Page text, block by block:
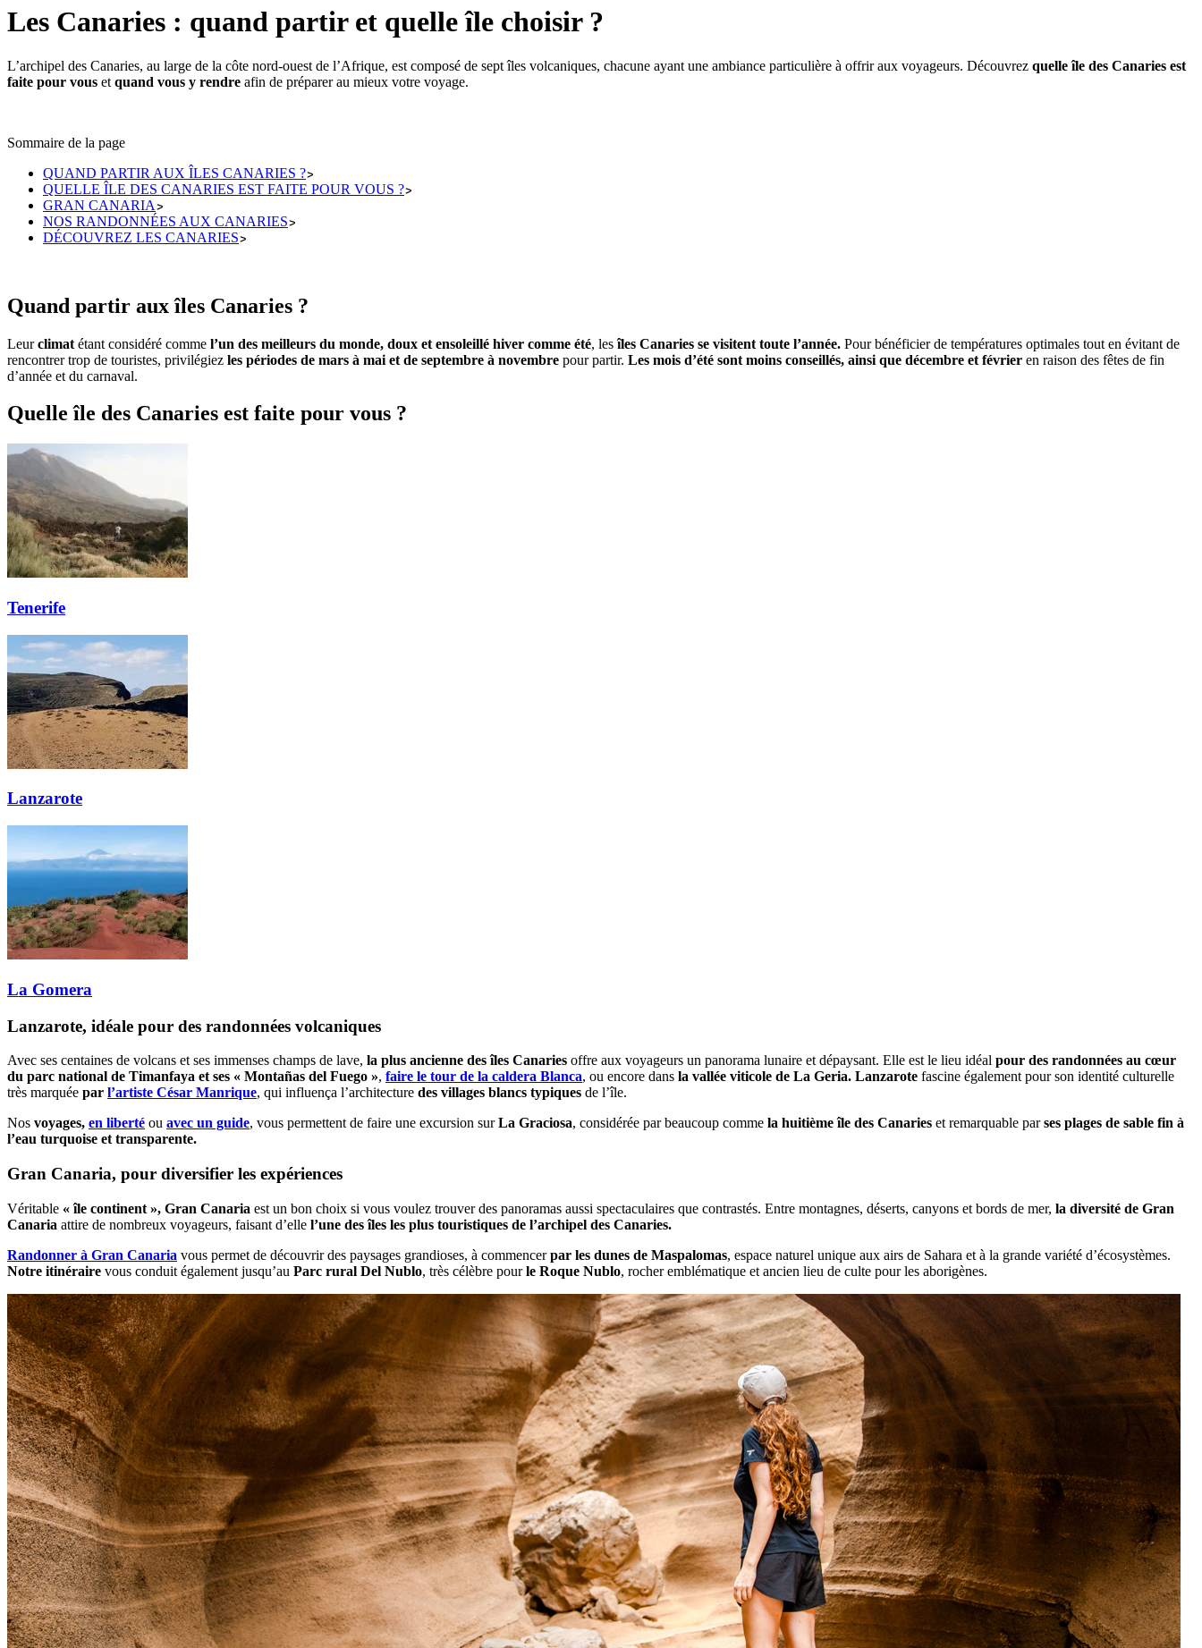
Les Canaries : quand partir et quelle île choisir ?
L’archipel des Canaries, au large de la côte nord-ouest de l’Afrique, est composé de sept îles volcaniques, chacune ayant une ambiance particulière à offrir aux voyageurs. Découvrez quelle île des Canaries est
faite pour vous et quand vous y rendre afin de préparer au mieux votre voyage.
Sommaire de la page
QUAND PARTIR AUX ÎLES CANARIES ?
QUELLE ÎLE DES CANARIES EST FAITE POUR VOUS ?
GRAN CANARIA
NOS RANDONNÉES AUX CANARIES
DÉCOUVREZ LES CANARIES
Quand partir aux îles Canaries ?
Leurclimat étant considéré comme l’un des meilleurs du monde, doux et ensoleillé hiver comme été, lesîles Canaries se visitent toute l’année. Pour bénéficier de températures optimales tout en évitant de
rencontrer trop de touristes, privilégiez les périodes de mars à mai et de septembre à novembre pour partir. Les mois d’été sont moins conseillés, ainsi que décembre et février en raison des fêtes de fin
d’année et du carnaval.
Quelle île des Canaries est faite pour vous ?
Tenerife
Lanzarote
La Gomera
Lanzarote, idéale pour des randonnées volcaniques
Avec ses centaines de volcans et ses immenses champs de lave, la plus ancienne des îles Canaries offre aux voyageurs un panorama lunaire et dépaysant. Elle est le lieu idéal pour des randonnées au cœur
du parc national de Timanfaya et ses « Montañas del Fuego », faire le tour de la caldera Blanca, ou encore dans la vallée viticole de La Geria. Lanzarote fascine également pour son identité culturelle
très marquée par l’artiste César Manrique, qui influença l’architecture des villages blancs typiques de l’île.
Nos voyages, en liberté ou avec un guide, vous permettent de faire une excursion surLa Graciosa, considérée par beaucoup comme la huitième île des Canaries et remarquable parses plages de sable fin à
l’eau turquoise et transparente.
Gran Canaria, pour diversifier les expériences
Véritable « île continent », Gran Canaria est un bon choix si vous voulez trouver des panoramas aussi spectaculaires que contrastés. Entre montagnes, déserts, canyons et bords de mer, la diversité de Gran
Canaria attire de nombreux voyageurs, faisant d’elle l’une des îles les plus touristiques de l’archipel des Canaries.
Randonner à Gran Canaria vous permet de découvrir des paysages grandioses, à commencerpar les dunes de Maspalomas, espace naturel unique aux airs de Sahara et à la grande variété d’écosystèmes.
Notre itinéraire vous conduit également jusqu’au Parc rural Del Nublo, très célèbre pourle Roque Nublo, rocher emblématique et ancien lieu de culte pour les aborigènes.